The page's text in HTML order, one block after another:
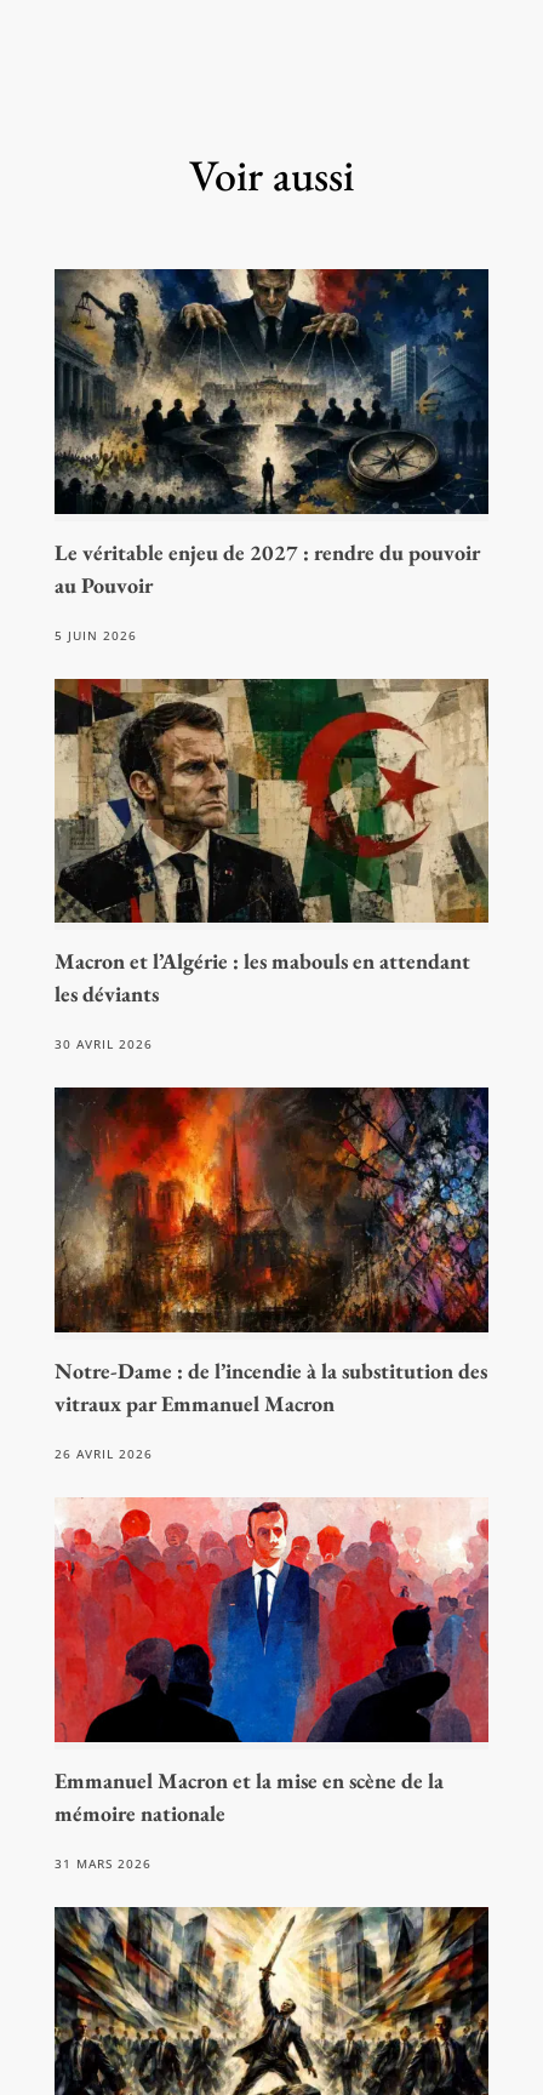
Voir aussi
Le véritable enjeu de 2027 : rendre du pouvoir
au Pouvoir
5 JUIN 2026
Macron et l’Algérie : les mabouls en attendant
les déviants
30 AVRIL 2026
Notre-Dame : de l’incendie à la substitution des
vitraux par Emmanuel Macron
26 AVRIL 2026
Emmanuel Macron et la mise en scène de la
mémoire nationale
31 MARS 2026